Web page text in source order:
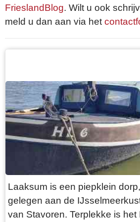
FrieslandBlog. Wilt u ook
meld u dan aan via het
Laaksum is een piepklein
gelegen aan de
van Stavoren. Terplekke is het